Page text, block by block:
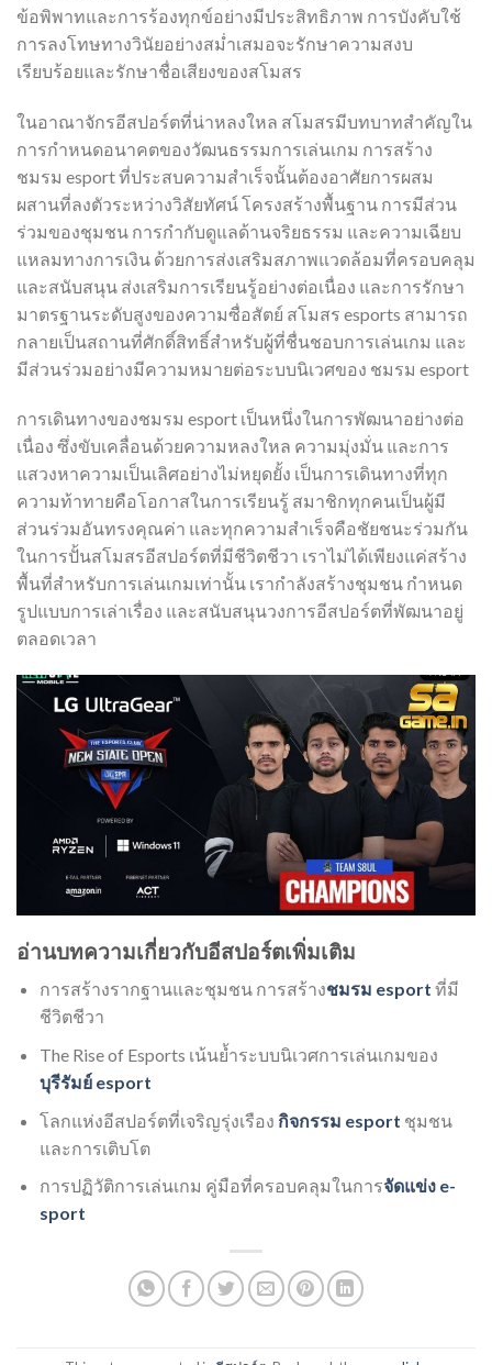
ข้อพิพาทและการร้องทุกข์อย่างมีประสิทธิภาพ การบังคับใช้
การลงโทษทางวินัยอย่างสม่ำเสมอจะรักษาความสงบ
เรียบร้อยและรักษาชื่อเสียงของสโมสร
ในอาณาจักรอีสปอร์ตที่น่าหลงใหล สโมสรมีบทบาทสำคัญใน
การกำหนดอนาคตของวัฒนธรรมการเล่นเกม การสร้าง
ชมรม esport ที่ประสบความสำเร็จนั้นต้องอาศัยการผสม
ผสานที่ลงตัวระหว่างวิสัยทัศน์ โครงสร้างพื้นฐาน การมีส่วน
ร่วมของชุมชน การกำกับดูแลด้านจริยธรรม และความเฉียบ
แหลมทางการเงิน ด้วยการส่งเสริมสภาพแวดล้อมที่ครอบคลุม
และสนับสนุน ส่งเสริมการเรียนรู้อย่างต่อเนื่อง และการรักษา
มาตรฐานระดับสูงของความซื่อสัตย์ สโมสร esports สามารถ
กลายเป็นสถานที่ศักดิ์สิทธิ์สำหรับผู้ที่ชื่นชอบการเล่นเกม และ
มีส่วนร่วมอย่างมีความหมายต่อระบบนิเวศของ ชมรม esport
การเดินทางของชมรม esport เป็นหนึ่งในการพัฒนาอย่างต่อ
เนื่อง ซึ่งขับเคลื่อนด้วยความหลงใหล ความมุ่งมั่น และการ
แสวงหาความเป็นเลิศอย่างไม่หยุดยั้ง เป็นการเดินทางที่ทุก
ความท้าทายคือโอกาสในการเรียนรู้ สมาชิกทุกคนเป็นผู้มี
ส่วนร่วมอันทรงคุณค่า และทุกความสำเร็จคือชัยชนะร่วมกัน
ในการปั้นสโมสรอีสปอร์ตที่มีชีวิตชีวา เราไม่ได้เพียงแค่สร้าง
พื้นที่สำหรับการเล่นเกมเท่านั้น เรากำลังสร้างชุมชน กำหนด
รูปแบบการเล่าเรื่อง และสนับสนุนวงการอีสปอร์ตที่พัฒนาอยู่
ตลอดเวลา
อ่านบทความเกี่ยวกับอีสปอร์ตเพิ่มเติม
การสร้างรากฐานและชุมชน การสร้างชมรม esport ที่มี
ชีวิตชีวา
The Rise of Esports เน้นย้ำระบบนิเวศการเล่นเกมของ
บุรีรัมย์ esport
โลกแห่งอีสปอร์ตที่เจริญรุ่งเรือง กิจกรรม esport ชุมชน
และการเติบโต
การปฏิวัติการเล่นเกม คู่มือที่ครอบคลุมในการจัดแข่ง e-
sport